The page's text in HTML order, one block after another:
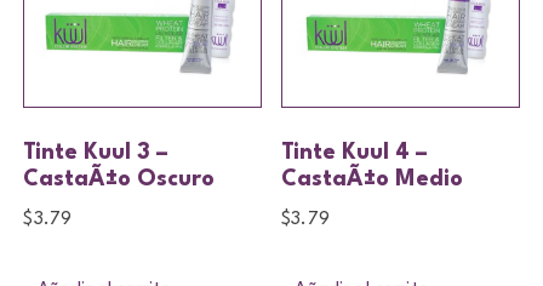
Tinte Kuul 3 –
CastaÃ±o Oscuro
$3.79
Tinte Kuul 4 –
CastaÃ±o Medio
$3.79